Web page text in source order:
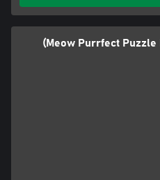
Meow Purrfect Puzzle